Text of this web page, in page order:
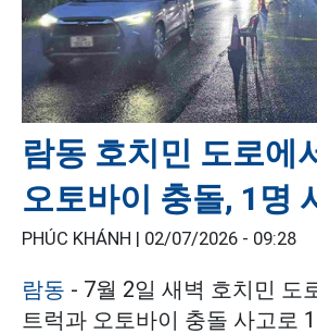
람동 호치민 도로에
오토바이 충돌, 1명
PHÚC KHÁNH | 02/07/2026 - 09:28
람동 - 7월 2일 새벽 호치민 도
트럭과 오토바이 충돌 사고로